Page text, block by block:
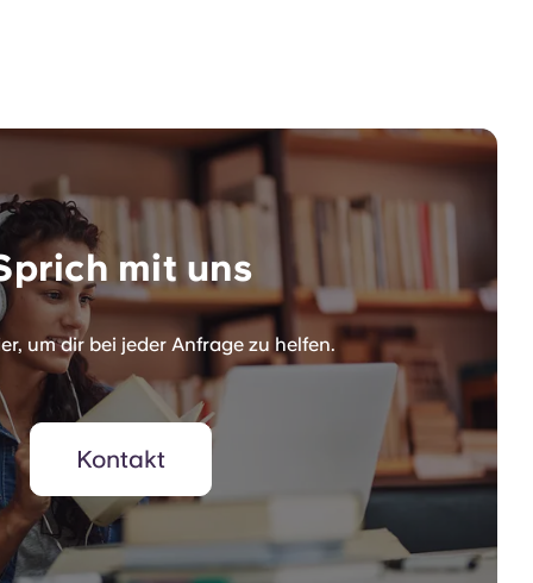
mit uns
um dir bei jeder Anfrage zu helfen.
Kontakt